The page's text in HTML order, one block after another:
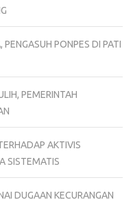
PONPES DI PATI
PEMERINTAH
AKTIVIS
SISTEMATIS
DUGAAN KECURANGAN